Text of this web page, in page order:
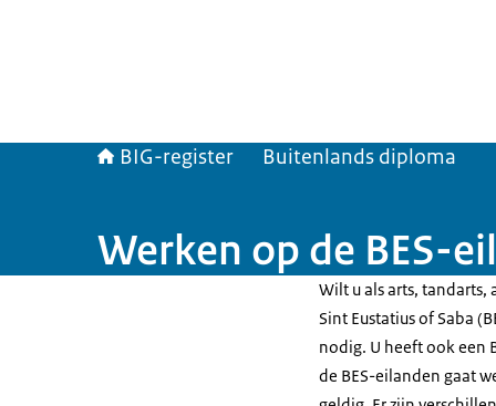
BIG-register Buitenlands diploma
Werken op de BES-
Wilt u als arts,
Sint Eustatius of Saba
nodig. U heeft ook een
de BES-eilanden gaat